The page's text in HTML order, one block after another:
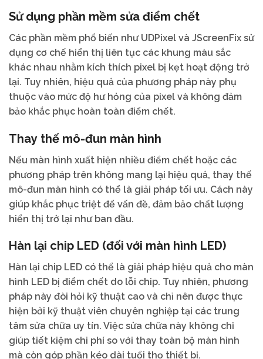
Sử dụng phần mềm sửa điểm chết
Các phần mềm phổ biến như UDPixel và JScreenFix sử
dụng cơ chế hiển thị liên tục các khung màu sắc
khác nhau nhằm kích thích pixel bị kẹt hoạt động trở
lại. Tuy nhiên, hiệu quả của phương pháp này phụ
thuộc vào mức độ hư hỏng của pixel và không đảm
bảo khắc phục hoàn toàn điểm chết.
Thay thế mô-đun màn hình
Nếu màn hình xuất hiện nhiều điểm chết hoặc các
phương pháp trên không mang lại hiệu quả, thay thế
mô-đun màn hình có thể là giải pháp tối ưu. Cách này
giúp khắc phục triệt để vấn đề, đảm bảo chất lượng
hiển thị trở lại như ban đầu.
Hàn lại chip LED (đối với màn hình LED)
Hàn lại chip LED có thể là giải pháp hiệu quả cho màn
hình LED bị điểm chết do lỗi chip. Tuy nhiên, phương
pháp này đòi hỏi kỹ thuật cao và chỉ nên được thực
hiện bởi kỹ thuật viên chuyên nghiệp tại các trung
tâm sửa chữa uy tín. Việc sửa chữa này không chỉ
giúp tiết kiệm chi phí so với thay toàn bộ màn hình
mà còn góp phần kéo dài tuổi thọ thiết bị.